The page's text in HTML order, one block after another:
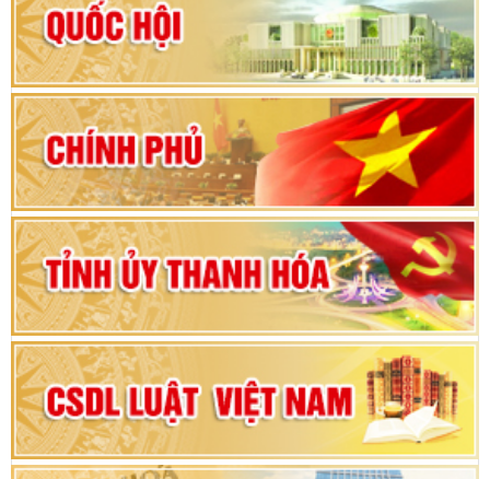
Hướng dẫn quy trình bỏ phiếu bầu cử ĐBQH
khoá XVI và đại biểu HĐND các cấp nhiệm kỳ
2026-2031
80 năm Quốc hội Việt Nam: vì lợi ích Nhân dân,
vì sự phát triển của đất nước
Bộ Chính trị duyệt nội dung Đại hội đại biểu
Đảng bộ tỉnh Thanh Hóa lần thứ XX, nhiệm kỳ
2025 - 2030
Đại hội đại biểu Đảng bộ xã Yên Thọ lần thứ I,
nhiệm kỳ 2025 – 2030
Đại hội Đảng bộ xã Yên Ninh lần thứ nhất,
nhiệm kỳ 2025 - 2030
Khai mạc Kỳ họp bất thường lần thứ 9, Quốc